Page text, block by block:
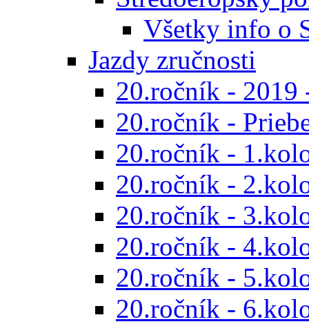
Všetky info o
Jazdy zručnosti
20.ročník - 2019
20.ročník -
20.ročník -
20.ročník -
20.ročník -
20.ročník -
20.ročník -
20.ročník -